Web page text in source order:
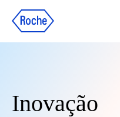
Observação:
este
site
sistema
Inovação